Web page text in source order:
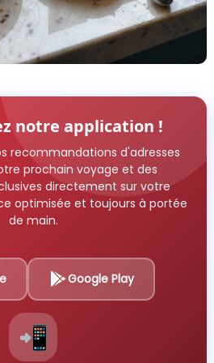
notre application !
recommandations d'adresses
prochain voyage et des
directement sur votre
optimisée et toujours à portée
de main.
Google Play
📲